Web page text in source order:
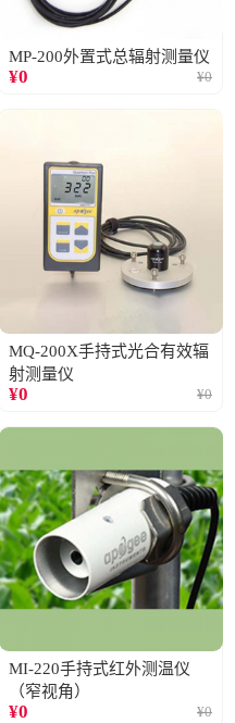
MP-200外置式总辐射测量仪
¥0 ¥0
MQ-200X手持式光合有效辐
射测量仪
¥0 ¥0
MI-220手持式红外测温仪
（窄视角）
¥0 ¥0